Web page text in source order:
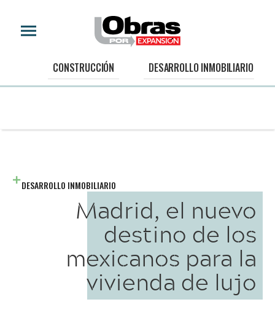
CONSTRUCCIÓN DESARROLLO INMOBILIARIO
DESARROLLO INMOBILIARIO
Madrid, el nuevo
destino de los
mexicanos para la
vivienda de lujo